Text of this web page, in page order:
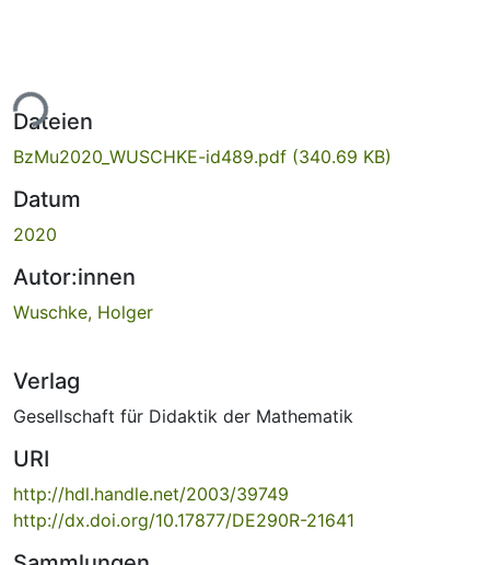
Dateien
BzMu2020_WUSCHKE-id489.pdf (340.69 KB)
Datum
2020
Autor:innen
Wuschke, Holger
Verlag
Gesellschaft für Didaktik der Mathematik
URI
http://hdl.handle.net/2003/39749
http://dx.doi.org/10.17877/DE290R-21641